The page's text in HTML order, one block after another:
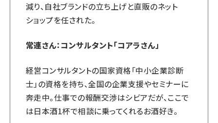
減り、自社ブランドの立ち上げと直販のネット
ショップを任された。
常連さん：コンサルタント「コアラさん」
経営コンサルタントの国家資格「中小企業診断
士」の資格を持ち、全国の企業支援やセミナーに
奔走中。仕事での報酬交渉はシビアだが、ここで
は日本酒1杯で相談に乗ってくれるお酒好き。